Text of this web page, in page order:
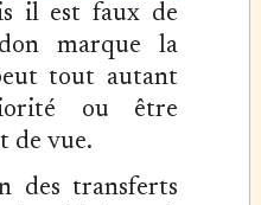
il est faux de
marque la
tout autant
ou être
de vue.
des transferts